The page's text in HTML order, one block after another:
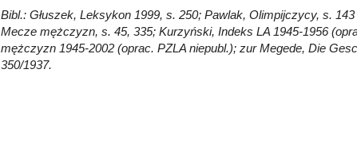
Bibl.: Głuszek, Leksykon 1999, s. 250; Pawlak, Olimpijczycy, s.
Mecze mężczyzn, s. 45, 335; Kurzyński, Indeks LA 1945-1956
mężczyzn 1945-2002 (oprac. PZLA niepubl.); zur Megede, Die
350/1937.